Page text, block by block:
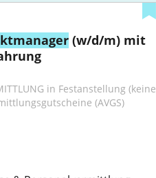
(w/d/m) mit
in Festanstellung (keine
(AVGS)